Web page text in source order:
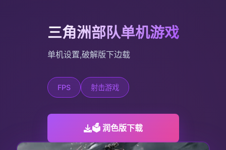
三角洲部队单机游戏
单机设置,破解版下边载
FPS 射击游戏
🗳️ 润色版下载